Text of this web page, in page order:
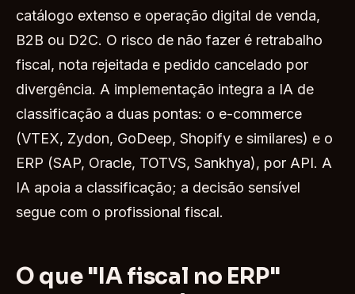
catálogo extenso e operação digital de venda,
B2B ou D2C. O risco de não fazer é retrabalho
fiscal, nota rejeitada e pedido cancelado por
divergência. A implementação integra a IA de
classificação a duas pontas: o e-commerce
(VTEX, Zydon, GoDeep, Shopify e similares) e o
ERP (SAP, Oracle, TOTVS, Sankhya), por API. A
IA apoia a classificação; a decisão sensível
segue com o profissional fiscal.
O que "IA fiscal no ERP"